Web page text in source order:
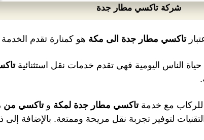
شركة تاكسي مطار جدة
تاكسي مطار جدة الى مكة هو كمنارة تقدم الخدمة
الناس اليومية فهي تقدم خدمات نقل استثنائية
للركاب مع خدمةتاكسي مطار جدة لمكة وتاكسي من
لتوفير تجربة نقل مريحة وممتعة. بالإضافة إلى